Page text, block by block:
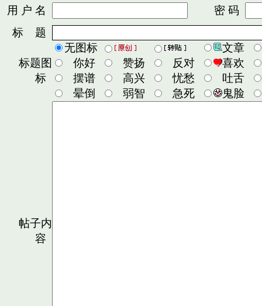
用 户 名
密 码
标 题
标题图
标
无图标
文章
你好
赞扬 反对
喜欢
摆谱
高兴 忧愁
吐舌
晕倒
弱智 急死 鬼脸
帖子内
容